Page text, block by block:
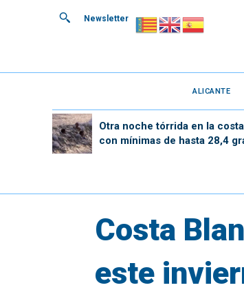
Newsletter
ALICANTE
Otra noche tórrida en la
con mínimas de hasta 28,4
Costa
este